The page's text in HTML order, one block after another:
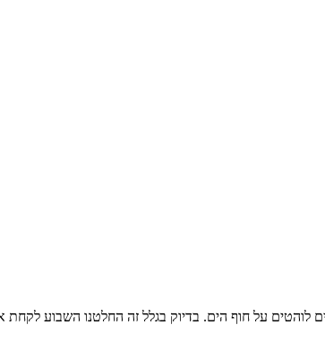
לוהטים על חוף הים. בדיוק בגלל זה החלטנו השבוע